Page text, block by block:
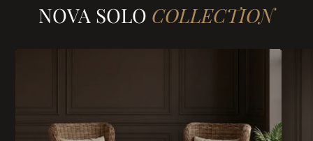
NOVA SOLO COLLECTION